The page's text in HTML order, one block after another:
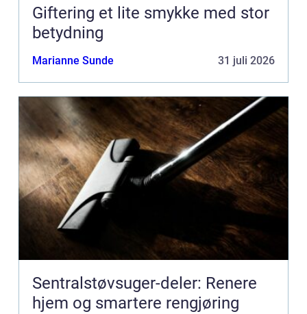
Giftering et lite smykke med stor
betydning
Marianne Sunde 31 juli 2026
Sentralstøvsuger-deler: Renere
hjem og smartere rengjøring